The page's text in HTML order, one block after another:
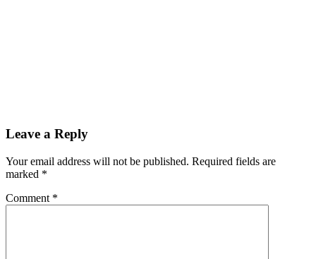
Leave a Reply
Your email address will not be published. Required fields are
marked *
Comment *